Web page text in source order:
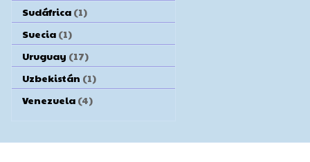
Sudáfrica (1)
Suecia (1)
Uruguay (17)
Uzbekistán (1)
Venezuela (4)